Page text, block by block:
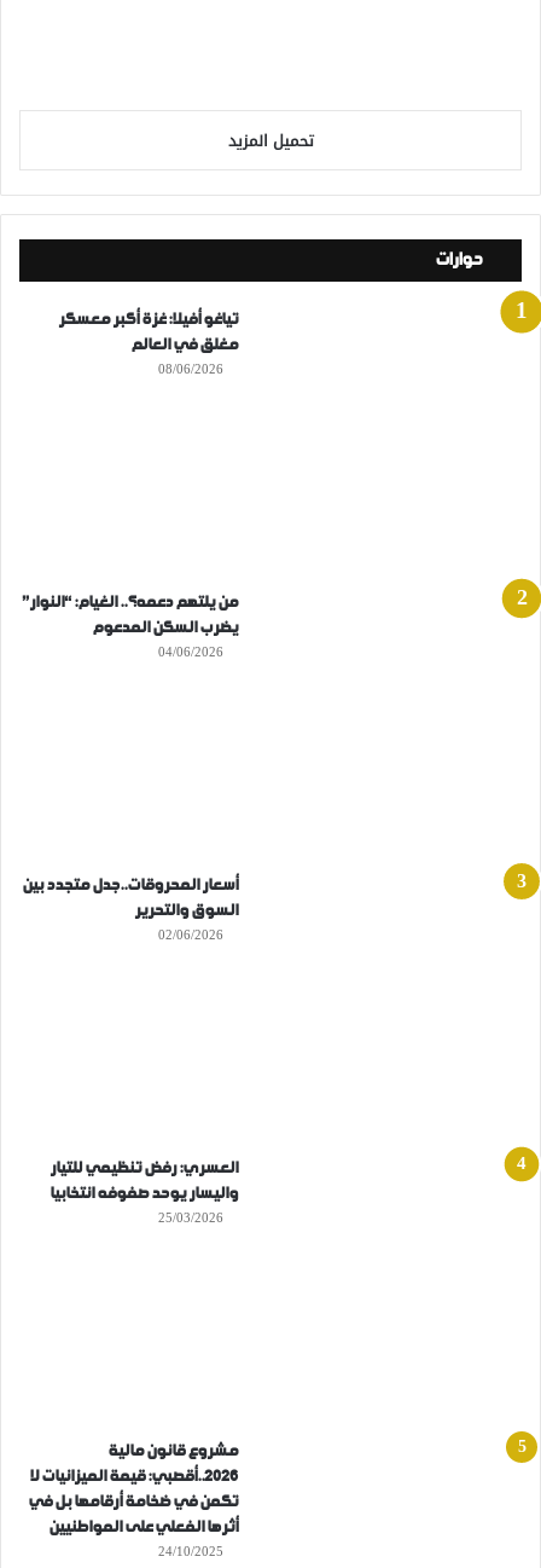
تحميل المزيد
حوارات
تياغو أفيلا: غزة أكبر معسكر
مغلق في العالم
08/06/2026
من يلتهم دعمه؟.. الغيام: “النوار”
يضرب السكن المدعوم
04/06/2026
أسعار المحروقات..جدل متجدد بين
السوق والتحرير
02/06/2026
العسري: رفض تنظيمي للتيار
واليسار يوحد صفوفه انتخابيا
25/03/2026
مشروع قانون مالية
2026..أقصبي: قيمة الميزانيات لا
تكمن في ضخامة أرقامها بل في
أثرها الفعلي على المواطنيين
24/10/2025